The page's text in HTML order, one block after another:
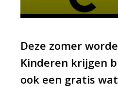
Deze zomer
Kinderen krijgen
ook een gratis